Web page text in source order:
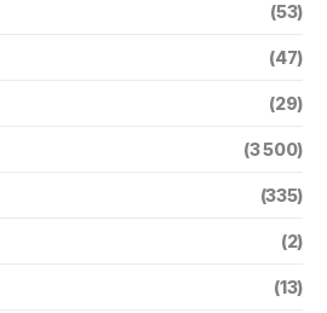
(53)
(47)
(29)
(3 500)
(335)
(2)
(13)